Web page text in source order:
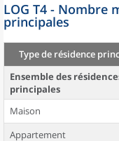
LOG T4 - Nombre
principales
Type de résidence
Ensemble des
principales
Maison
Appartement